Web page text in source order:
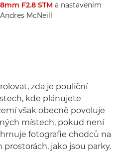
F2.8 STM a nastavením
McNeill
zda je pouliční
kde plánujete
však obecně povoluje
místech, pokud není
fotografie chodců na
prostorách, jako jsou parky.